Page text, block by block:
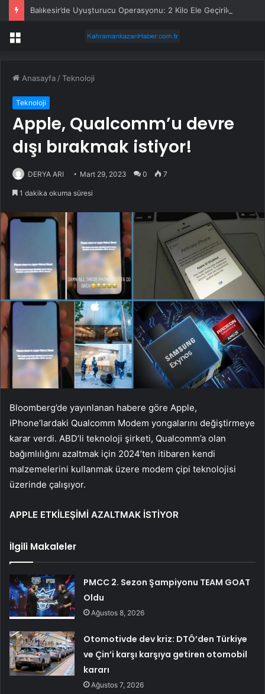
Balıkesir’de Uyuşturucu Operasyonu: 2 Kilo Ele Geçirildi
Menü
Anasayfa /Teknoloji
Teknoloji
Apple, Qualcomm’u devre
dışı bırakmak istiyor!
DERYA ARI Mart 29, 2023 0 7
1 dakika okuma süresi
Bloomberg’de yayınlanan habere göre Apple,
iPhone’lardaki Qualcomm Modem yongalarını değiştirmeye
karar verdi. ABD’li teknoloji şirketi, Qualcomm’a olan
bağımlılığını azaltmak için 2024’ten itibaren kendi
malzemelerini kullanmak üzere modem çipi teknolojisi
üzerinde çalışıyor.
APPLE ETKİLEŞİMİ AZALTMAK İSTİYOR
İlgili Makaleler
PMCC 2. Sezon Şampiyonu TEAM GOAT
Oldu
Ağustos 8, 2026
Otomotivde dev kriz: DTÖ’den Türkiye
ve Çin’i karşı karşıya getiren otomobil
kararı
Ağustos 7, 2026